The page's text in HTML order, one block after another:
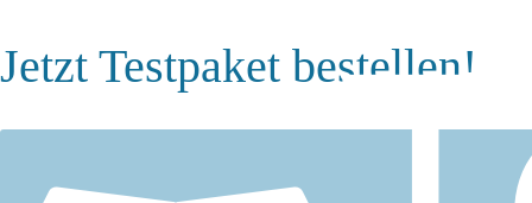
Jetzt Testpaket bestellen!